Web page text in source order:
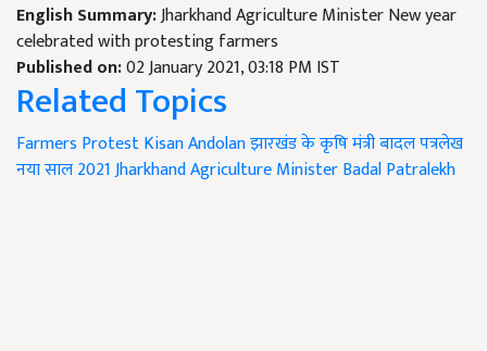
English Summary:Jharkhand Agriculture Minister New year
celebrated with protesting farmers
Published on:02 January 2021, 03:18 PM IST
Related Topics
Farmers ProtestKisan Andolanझारखंड के कृषि मंत्री बादल पत्रलेख
नया साल 2021Jharkhand Agriculture Minister Badal Patralekh